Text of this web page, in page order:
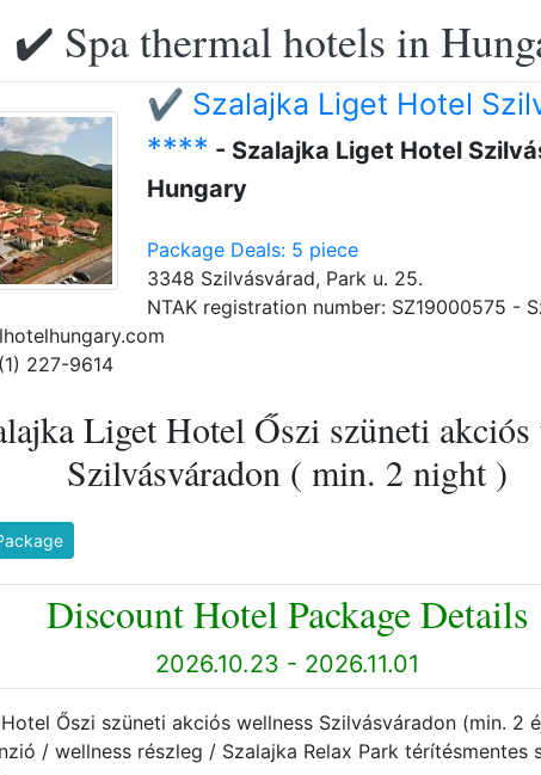
✔️ Spa thermal hotels in
✔️ Szalajka Liget Hotel
**** - Szalajka Liget Hotel
Hungary
Package Deals: 5 piece
3348 Szilvásvárad, Park u. 25.
NTAK registration number: SZ19000575 -
227-9614
Liget Hotel Őszi szüneti akciós
Szilvásváradon ( min. 2 night )
Discount Hotel Package Details
2026.10.23 - 2026.11.01
Őszi szüneti akciós wellness Szilvásváradon (min. 2
/ wellness részleg / Szalajka Relax Park térítésmentes